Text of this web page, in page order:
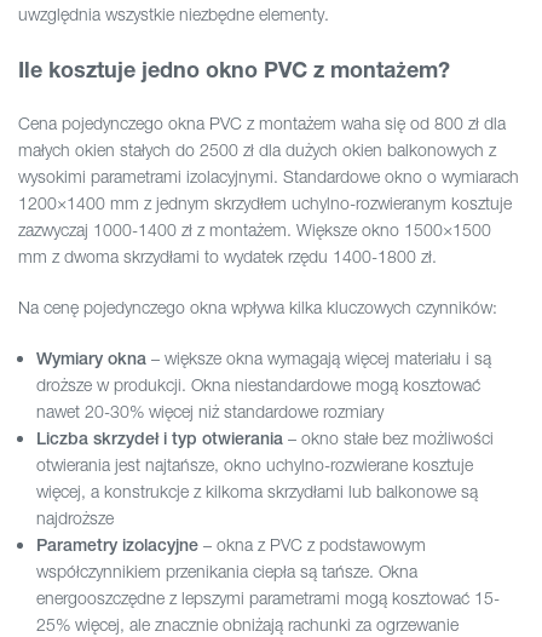
uwzględnia wszystkie niezbędne elementy.
Ile kosztuje jedno okno PVC z montażem?
Cena pojedynczego okna PVC z montażem waha się od 800 zł dla
małych okien stałych do 2500 zł dla dużych okien balkonowych z
wysokimi parametrami izolacyjnymi. Standardowe okno o wymiarach
1200×1400 mm z jednym skrzydłem uchylno-rozwieranym kosztuje
zazwyczaj 1000-1400 zł z montażem. Większe okno 1500×1500
mm z dwoma skrzydłami to wydatek rzędu 1400-1800 zł.
Na cenę pojedynczego okna wpływa kilka kluczowych czynników:
Wymiary okna – większe okna wymagają więcej materiału i są
droższe w produkcji. Okna niestandardowe mogą kosztować
nawet 20-30% więcej niż standardowe rozmiary
Liczba skrzydeł i typ otwierania – okno stałe bez możliwości
otwierania jest najtańsze, okno uchylno-rozwierane kosztuje
więcej, a konstrukcje z kilkoma skrzydłami lub balkonowe są
najdroższe
Parametry izolacyjne – okna z PVC z podstawowym
współczynnikiem przenikania ciepła są tańsze. Okna
energooszczędne z lepszymi parametrami mogą kosztować 15-
25% więcej, ale znacznie obniżają rachunki za ogrzewanie